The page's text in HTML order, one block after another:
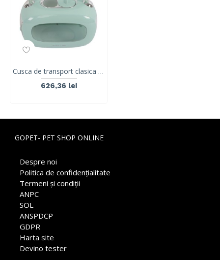
Cusca de transport clasica pentru caini si pisici, M-PETs, SIXTIES, albastru, 48,3 x 27,8 x 29,9 cm, 20401299
626,36 lei
GOPET- PET SHOP ONLINE
Despre noi
Politica de confidențialitate
Termeni și condiții
ANPC
SOL
ANSPDCP
GDPR
Harta site
Devino tester